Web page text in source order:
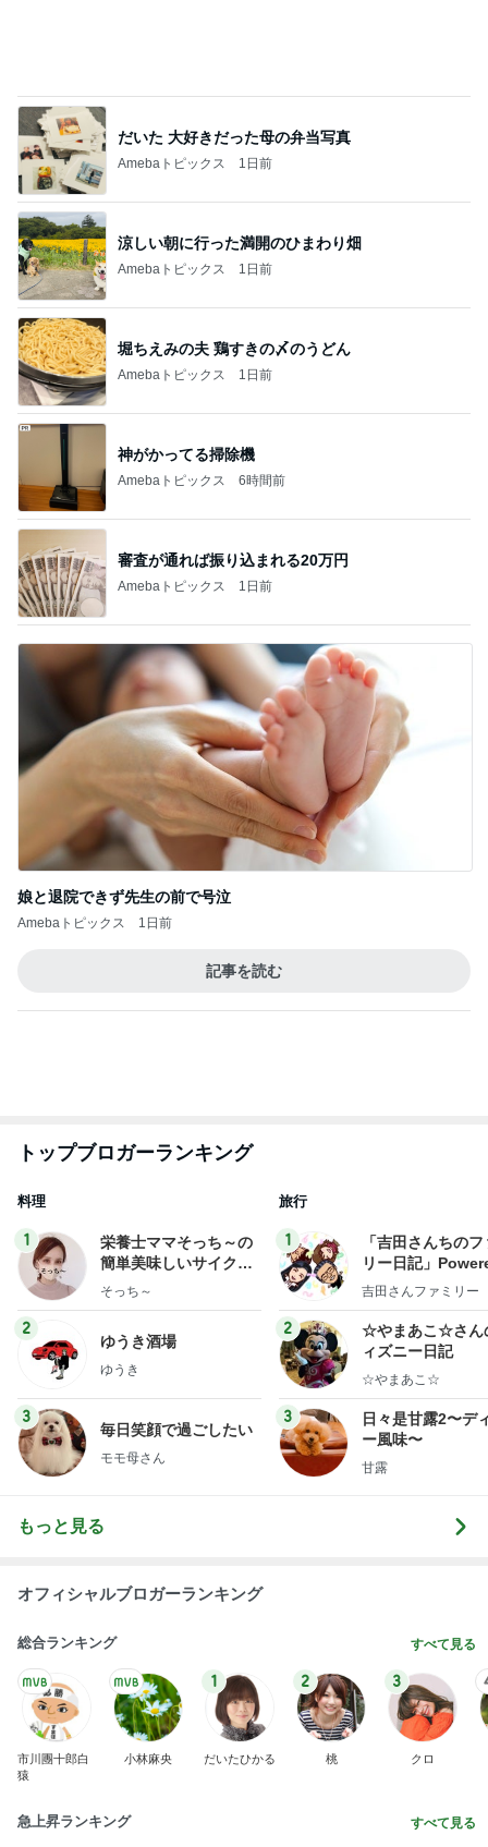
だいた 大好きだった母の弁当写真
Amebaトピックス 1日前
涼しい朝に行った満開のひまわり畑
Amebaトピックス 1日前
堀ちえみの夫 鶏すきの〆のうどん
Amebaトピックス 1日前
神がかってる掃除機
Amebaトピックス 6時間前
審査が通れば振り込まれる20万円
Amebaトピックス 1日前
娘と退院できず先生の前で号泣
Amebaトピックス 1日前
記事を読む
トップブロガーランキング
料理
1
栄養士ママそっち～の
簡単美味しいサイクル
献立
そっち～
2
ゆうき酒場
3
毎日笑顔で過ごしたい
モモ母さん
旅行
1
「吉田さんちの
リー日記」
y Ameba 吉田さ
ミリーオフィシャ
ログ
吉田さんファミリー
2
☆やまあこ☆さん
ィズニー日記
☆やまあこ☆
3
日々是甘露2〜デ
ー風味〜
甘露
もっと見る
オフィシャルブロガーランキング
総合ランキング すべて見る
市川團十郎白
猿
1 2 3
急上昇ランキング すべて見る